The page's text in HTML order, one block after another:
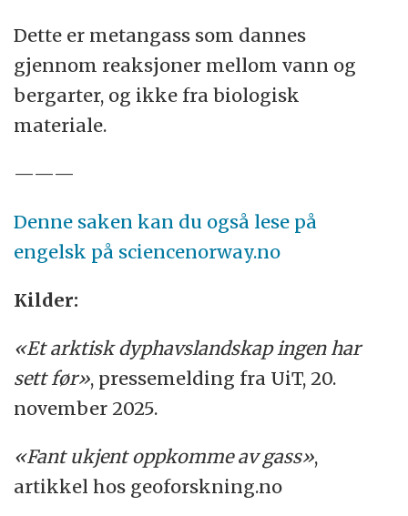
Dette er metangass som dannes
gjennom reaksjoner mellom vann og
bergarter, og ikke fra biologisk
materiale.
———
Denne saken kan du også lese på
engelsk på sciencenorway.no
Kilder:
«Et arktisk dyphavslandskap ingen har
sett før», pressemelding fra UiT, 20.
november 2025.
«Fant ukjent oppkomme av gass»,
artikkel hos geoforskning.no